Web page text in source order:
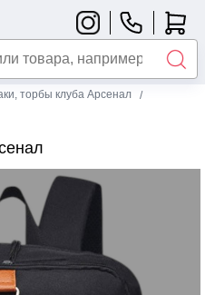
торбы клуба Арсенал